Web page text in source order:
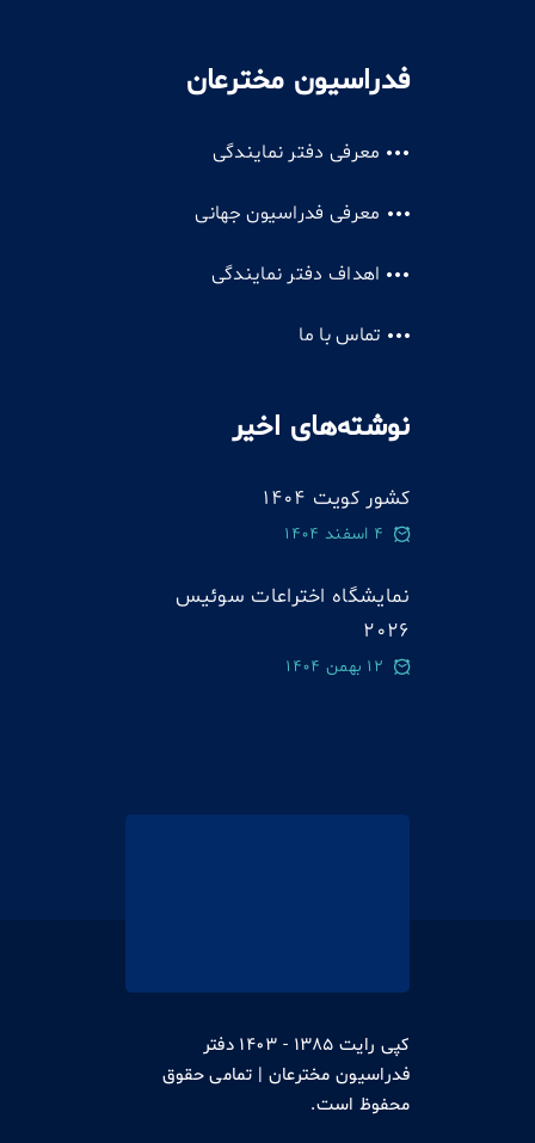
فدراسیون مخترعان
معرفی دفتر نمایندگی
معرفی فدراسیون جهانی
اهداف دفتر نمایندگی
تماس با ما
نوشته‌های اخیر
کشور کویت 1404
4 اسفند 1404
نمایشگاه اختراعات سوئيس
2026
12 بهمن 1404
کپی رایت 1385 - 1403 دفتر
فدراسیون مخترعان | تمامی حقوق
محفوظ است.